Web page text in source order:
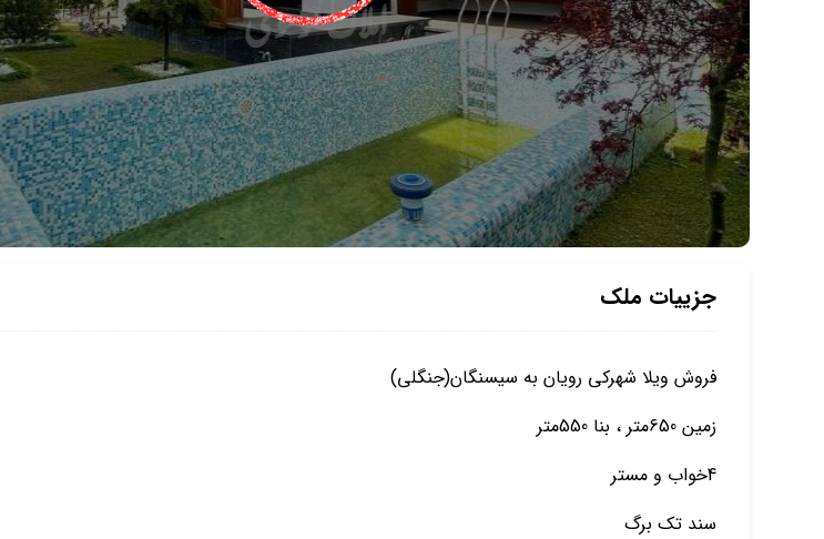
جزییات ملک
فروش ویلا شهرکی رویان به سیسنگان(جنگلی)
زمین 650متر ، بنا 550متر
4خواب و مستر
سند تک برگ